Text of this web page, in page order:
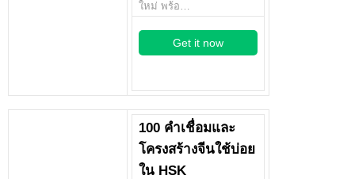
ใหม่ พร้อ…
Get it now
100 คำเชื่อมและ
โครงสร้างจีนใช้บ่อย
ใน HSK